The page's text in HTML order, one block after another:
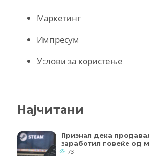
Маркетинг
Импресум
Услови за користење
Најчитани
Признал дека
заработил повеќе од
73